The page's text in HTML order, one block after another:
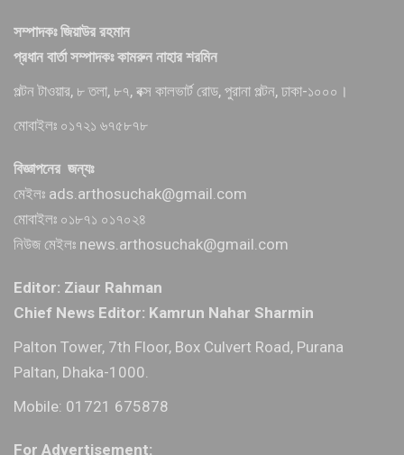
সম্পাদকঃ জিয়াউর রহমান
প্রধান বার্তা সম্পাদকঃ কামরুন নাহার শরমিন
পল্টন টাওয়ার, ৮ তলা, ৮৭, বক্স কালভার্ট রোড, পুরানা পল্টন, ঢাকা-১০০০।
মোবাইলঃ ০১৭২১ ৬৭৫৮৭৮
বিজ্ঞাপনের জন্যঃ
মেইলঃ ads.arthosuchak@gmail.com
মোবাইলঃ ০১৮৭১ ০১৭০২৪
নিউজ মেইলঃ news.arthosuchak@gmail.com
Editor: Ziaur Rahman
Chief News Editor: Kamrun Nahar Sharmin
Palton Tower, 7th Floor, Box Culvert Road, Purana
Paltan, Dhaka-1000.
Mobile: 01721 675878
For Advertisement: